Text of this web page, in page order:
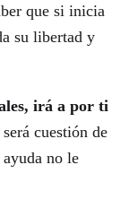
que si inicia
su libertad y
irá a por ti
cuestión de
no le